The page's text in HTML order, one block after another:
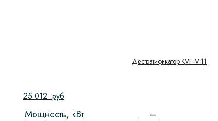
Дестратификатор KVF-V-11
25 012 руб
Мощность, кВт
–